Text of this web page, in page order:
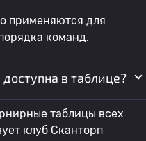
применяются для
команд.
в таблице?
таблицы всех
клуб Сканторп